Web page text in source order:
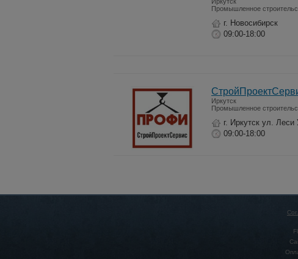
Промышленное
г. Новосибирск
09:00-18:00
Иркутск
Промышленное
г. Иркутск ул. Леси
09:00-18:00